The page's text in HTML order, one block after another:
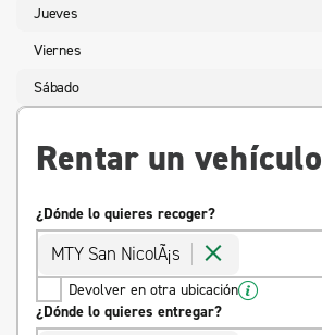
Rentar un vehículo
¿Dónde lo quieres recoger?
MTY San NicolÃ¡s
Devolver en otra ubicación
¿Dónde lo quieres entregar?
Jueves
Viernes
Sábado